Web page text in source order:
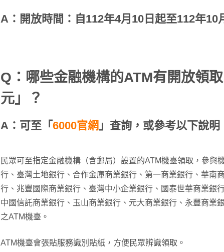
A：開放時間：自112年4月10日起至112年10
Q：哪些金融機構的ATM有開放領
元」？
A：可至「 6000官網 」查詢，或參考以下說明
民眾可至指定金融機構（含郵局）設置的ATM機臺領取，參與
行、臺灣土地銀行、合作金庫商業銀行、第一商業銀行、華南
行、兆豐國際商業銀行、臺灣中小企業銀行、國泰世華商業銀
中國信託商業銀行、玉山商業銀行、元大商業銀行、永豐商業
之ATM機臺。
ATM機臺會張貼服務識別貼紙，方便民眾辨識領取。